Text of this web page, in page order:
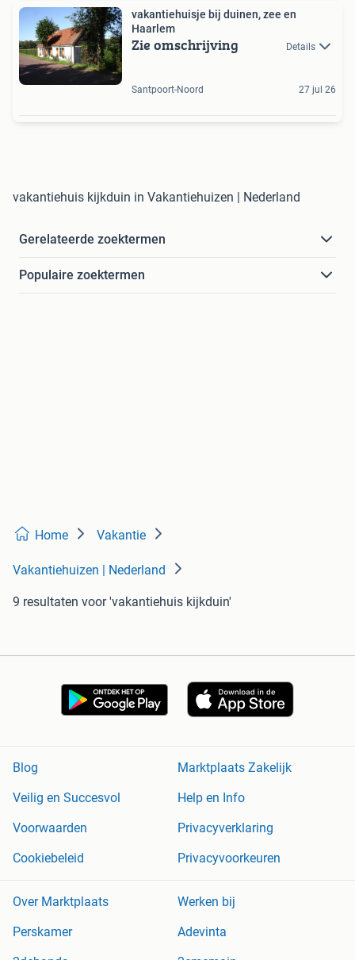
vakantiehuisje bij duinen, zee en
Haarlem
Zie omschrijving Details
Santpoort-Noord 27 jul 26
vakantiehuis kijkduin in Vakantiehuizen | Nederland
Gerelateerde zoektermen
Populaire zoektermen
Home Vakantie
Vakantiehuizen | Nederland
9 resultaten voor 'vakantiehuis kijkduin'
Blog
Marktplaats Zakelijk
Veilig en Succesvol
Help en Info
Voorwaarden
Privacyverklaring
Cookiebeleid
Privacyvoorkeuren
Over Marktplaats
Werken bij
Perskamer
Adevinta